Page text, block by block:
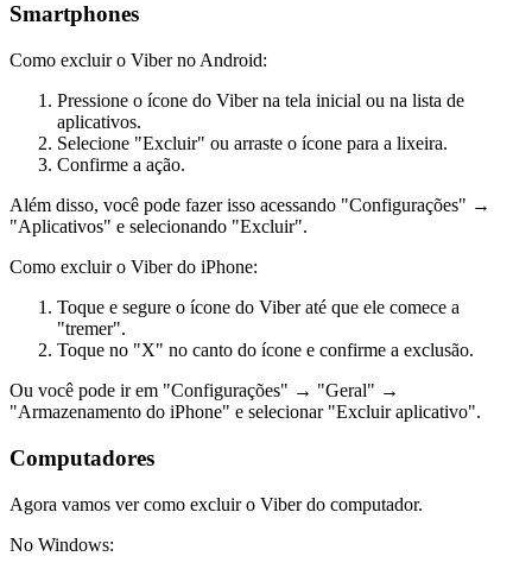
Smartphones
Como excluir o Viber no Android:
Pressione o ícone do Viber na tela inicial ou na lista de
aplicativos.
Selecione "Excluir" ou arraste o ícone para a lixeira.
Confirme a ação.
Além disso, você pode fazer isso acessando "Configurações" →
"Aplicativos" e selecionando "Excluir".
Como excluir o Viber do iPhone:
Toque e segure o ícone do Viber até que ele comece a
"tremer".
Toque no "X" no canto do ícone e confirme a exclusão.
Ou você pode ir em "Configurações" → "Geral" →
"Armazenamento do iPhone" e selecionar "Excluir aplicativo".
Computadores
Agora vamos ver como excluir o Viber do computador.
No Windows: